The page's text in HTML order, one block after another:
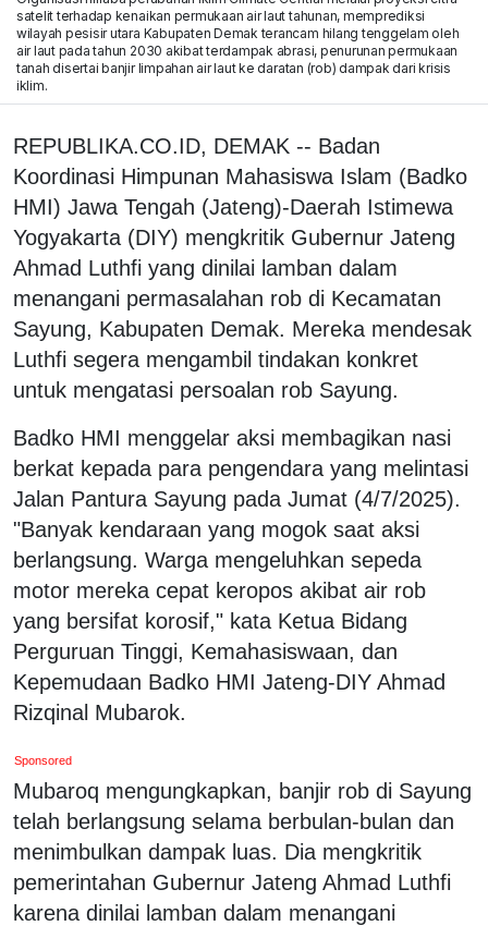
satelit terhadap kenaikan permukaan air laut tahunan, memprediksi
wilayah pesisir utara Kabupaten Demak terancam hilang tenggelam oleh
air laut pada tahun 2030 akibat terdampak abrasi, penurunan permukaan
tanah disertai banjir limpahan air laut ke daratan (rob) dampak dari krisis
iklim.
REPUBLIKA.CO.ID, DEMAK -- Badan
Koordinasi Himpunan Mahasiswa Islam (Badko
HMI) Jawa Tengah (Jateng)-Daerah Istimewa
Yogyakarta (DIY) mengkritik Gubernur Jateng
Ahmad Luthfi yang dinilai lamban dalam
menangani permasalahan rob di Kecamatan
Sayung, Kabupaten Demak. Mereka mendesak
Luthfi segera mengambil tindakan konkret
untuk mengatasi persoalan rob Sayung.
Badko HMI menggelar aksi membagikan nasi
berkat kepada para pengendara yang melintasi
Jalan Pantura Sayung pada Jumat (4/7/2025).
"Banyak kendaraan yang mogok saat aksi
berlangsung. Warga mengeluhkan sepeda
motor mereka cepat keropos akibat air rob
yang bersifat korosif," kata Ketua Bidang
Perguruan Tinggi, Kemahasiswaan, dan
Kepemudaan Badko HMI Jateng-DIY Ahmad
Rizqinal Mubarok.
Sponsored
Mubaroq mengungkapkan, banjir rob di Sayung
telah berlangsung selama berbulan-bulan dan
menimbulkan dampak luas. Dia mengkritik
pemerintahan Gubernur Jateng Ahmad Luthfi
karena dinilai lamban dalam menangani